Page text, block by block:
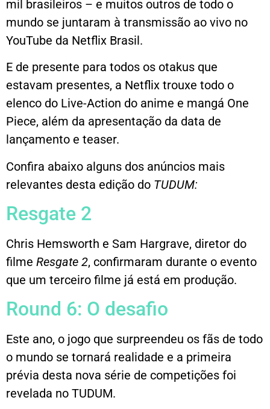
mil brasileiros – e muitos outros de todo o
mundo se juntaram à transmissão ao vivo no
YouTube da Netflix Brasil.
E de presente para todos os otakus que
estavam presentes, a Netflix trouxe todo o
elenco do Live-Action do anime e mangá One
Piece, além da apresentação da data de
lançamento e teaser.
Confira abaixo alguns dos anúncios mais
relevantes desta edição do TUDUM:
Resgate 2
Chris Hemsworth e Sam Hargrave, diretor do
filme Resgate 2, confirmaram durante o evento
que um terceiro filme já está em produção.
Round 6: O desafio
Este ano, o jogo que surpreendeu os fãs de todo
o mundo se tornará realidade e a primeira
prévia desta nova série de competições foi
revelada no TUDUM.